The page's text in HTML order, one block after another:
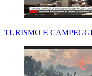
TURISMO E